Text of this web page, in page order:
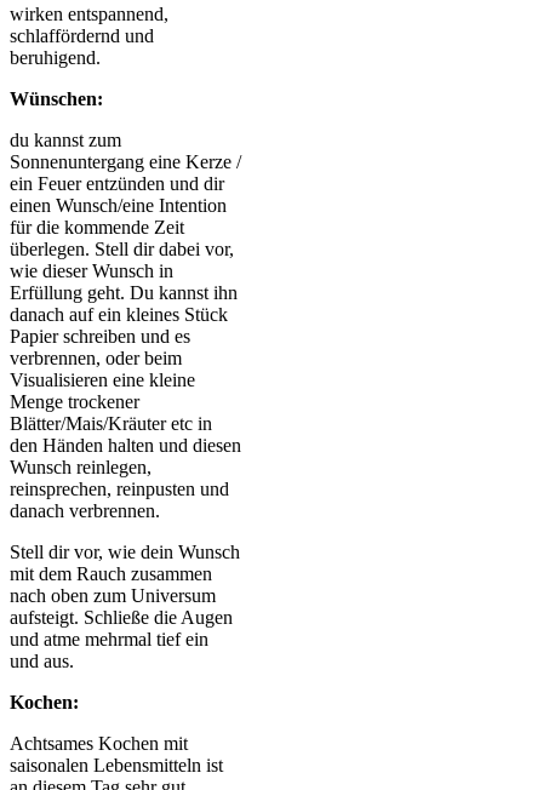
wirken entspannend,
schlaffördernd und
beruhigend.
Wünschen:
du kannst zum
Sonnenuntergang eine Kerze /
ein Feuer entzünden und dir
einen Wunsch/eine Intention
für die kommende Zeit
überlegen. Stell dir dabei vor,
wie dieser Wunsch in
Erfüllung geht. Du kannst ihn
danach auf ein kleines Stück
Papier schreiben und es
verbrennen, oder beim
Visualisieren eine kleine
Menge trockener
Blätter/Mais/Kräuter etc in
den Händen halten und diesen
Wunsch reinlegen,
reinsprechen, reinpusten und
danach verbrennen.
Stell dir vor, wie dein Wunsch
mit dem Rauch zusammen
nach oben zum Universum
aufsteigt. Schließe die Augen
und atme mehrmal tief ein
und aus.
Kochen:
Achtsames Kochen mit
saisonalen Lebensmitteln ist